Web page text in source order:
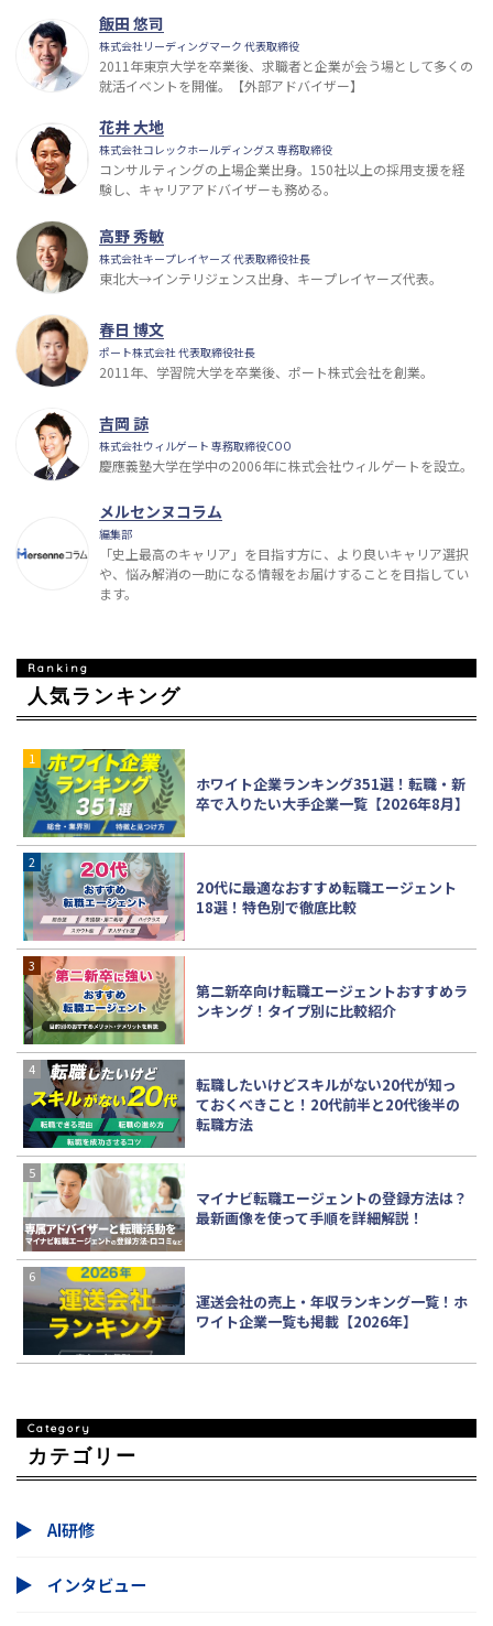
飯田 悠司
株式会社リーディングマーク 代表取締役
2011年東京大学を卒業後、求職者と企業が会う場として多くの
就活イベントを開催。【外部アドバイザー】
花井 大地
株式会社コレックホールディングス 専務取締役
コンサルティングの上場企業出身。150社以上の採用支援を経
験し、キャリアアドバイザーも務める。
高野 秀敏
株式会社キープレイヤーズ 代表取締役社長
東北大→インテリジェンス出身、キープレイヤーズ代表。
春日 博文
ポート株式会社 代表取締役社長
2011年、学習院大学を卒業後、ポート株式会社を創業。
吉岡 諒
株式会社ウィルゲート 専務取締役COO
慶應義塾大学在学中の2006年に株式会社ウィルゲートを設立。
メルセンヌコラム
編集部
「史上最高のキャリア」を目指す方に、より良いキャリア選択
や、悩み解消の一助になる情報をお届けすることを目指してい
ます。
人気ランキング
ホワイト企業ランキング351選！転職・新
卒で入りたい大手企業一覧【2026年8月】
20代に最適なおすすめ転職エージェント
18選！特色別で徹底比較
第二新卒向け転職エージェントおすすめラ
ンキング！タイプ別に比較紹介
転職したいけどスキルがない20代が知っ
ておくべきこと！20代前半と20代後半の
転職方法
マイナビ転職エージェントの登録方法は？
最新画像を使って手順を詳細解説！
運送会社の売上・年収ランキング一覧！ホ
ワイト企業一覧も掲載【2026年】
カテゴリー
AI研修
インタビュー